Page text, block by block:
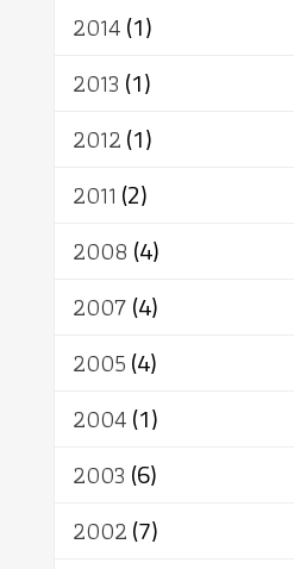
2014(1)
2013 (1)
2012(1)
2011 (2)
2008 (4)
2007(4)
2005(4)
2004(1)
2003 (6)
2002(7)